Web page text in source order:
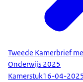
Tweede Kamerbrief
Onderwijs 2025
Kamerstuk16-04-